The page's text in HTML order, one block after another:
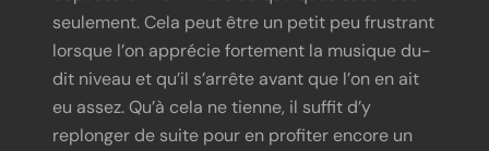
seulement. Cela peut être un petit peu frustrant
lorsque l’on apprécie fortement la musique du-
dit niveau et qu’il s’arrête avant que l’on en ait
eu assez. Qu’à cela ne tienne, il suffit d’y
replonger de suite pour en profiter encore un